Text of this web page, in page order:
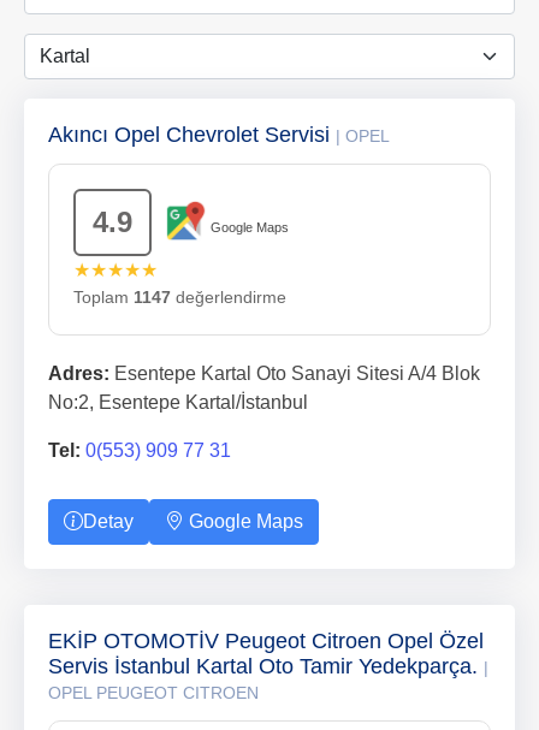
Akıncı Opel Chevrolet Servisi | OPEL
4.9 Google Maps
★★★★★
Toplam 1147 değerlendirme
Adres: Esentepe Kartal Oto Sanayi Sitesi A/4 Blok
No:2, Esentepe Kartal/İstanbul
Tel: 0(553) 909 77 31
Detay Google Maps
EKİP OTOMOTİV Peugeot Citroen Opel Özel
Servis İstanbul Kartal Oto Tamir Yedekparça. |
OPEL PEUGEOT CITROEN